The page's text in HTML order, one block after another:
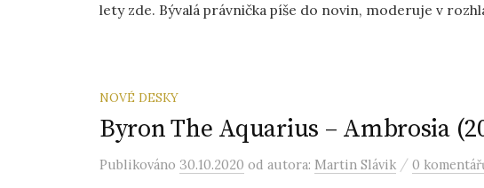
lety zde. Bývalá právnička píše do novin, moderuje v
NOVÉ DESKY
Byron The Aquarius – Ambrosia
Publikováno 30.10.2020 od autora: Martin Slávik / 0